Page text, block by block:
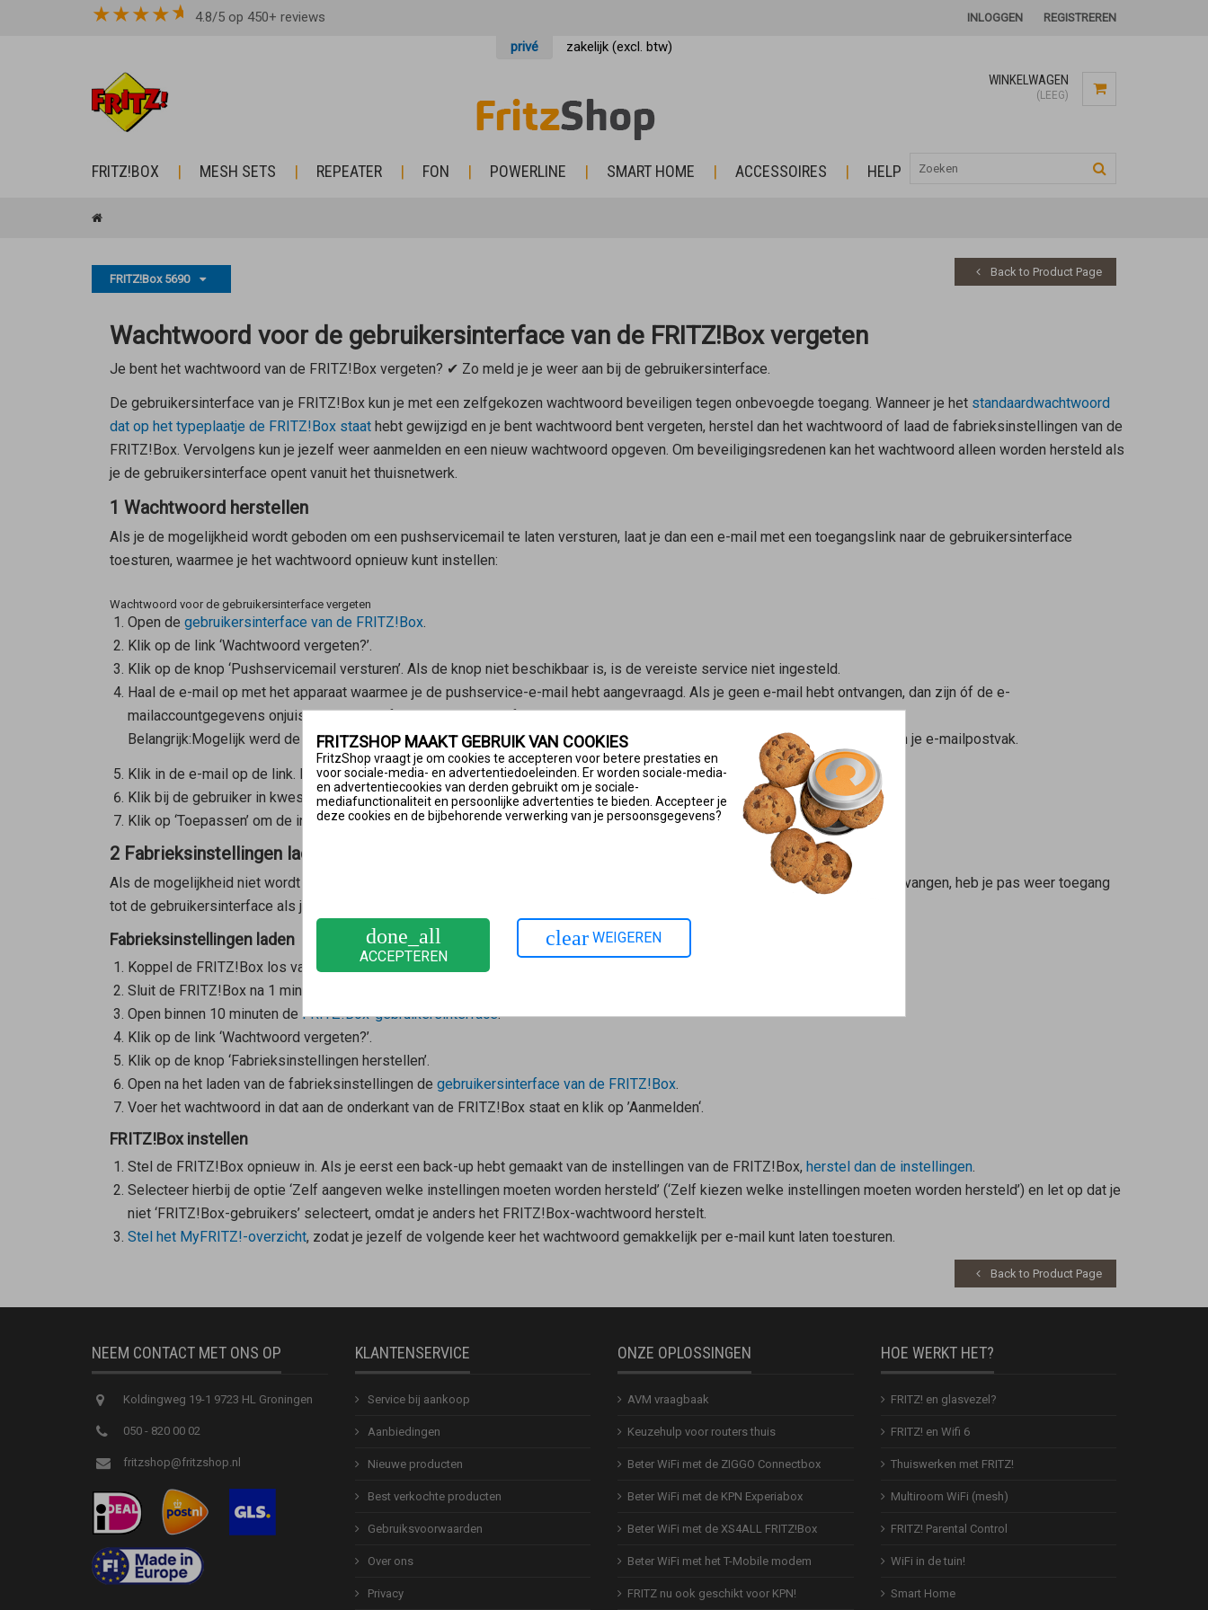
★★★★ 4.8/5 op 450+ reviews INLOGGEN REGISTREREN
privé zakelijk (excl. btw)
WINKELWAGEN
(LEEG)
FRITZ!BOX MESH SETS REPEATER FON POWERLINE SMART HOME ACCESSOIRES HELP
FRITZ!Box 5690
Back to Product Page
Wachtwoord voor de gebruikersinterface van de FRITZ!Box vergeten
Je bent het wachtwoord van de FRITZ!Box vergeten? ✔ Zo meld je je weer aan bij de gebruikersinterface.
De gebruikersinterface van je FRITZ!Box kun je met een zelfgekozen wachtwoord beveiligen tegen onbevoegde toegang. Wanneer je het standaardwachtwoord
dat op het typeplaatje de FRITZ!Box staathebt gewijzigd en je bent wachtwoord bent vergeten, herstel dan het wachtwoord of laad de fabrieksinstellingen van de
FRITZ!Box. Vervolgens kun je jezelf weer aanmelden en een nieuw wachtwoord opgeven. Om beveiligingsredenen kan het wachtwoord alleen worden hersteld als
je de gebruikersinterface opent vanuit het thuisnetwerk.
1 Wachtwoord herstellen
Als je de mogelijkheid wordt geboden om een pushservicemail te laten versturen, laat je dan een e-mail met een toegangslink naar de gebruikersinterface
toesturen, waarmee je het wachtwoord opnieuw kunt instellen:
Wachtwoord voor de gebruikersinterface vergeten
Open de gebruikersinterface van de FRITZ!Box.
Klik op de link ‘Wachtwoord vergeten?’.
Klik op de knop ‘Pushservicemail versturen’. Als de knop niet beschikbaar is, is de vereiste service niet ingesteld.
Haal de e-mail op met het apparaat waarmee je de pushservice-e-mail hebt aangevraagd. Als je geen e-mail hebt ontvangen, dan zijn óf de e-
mailaccountgegevens onjuist ingevoerd óf de FRITZ!Box heeft geen internetverbinding.
Belangrijk:Mogelijk werd de e-mail aangemerkt als ongewenste reclame (spam). Controleer in dit geval ook de spammap van je e-mailpostvak.
Klik in de e-mail op de link. De link stuurt je meteen naar het menu ‘FRITZ!Box-gebruikers’ in de gebruikersinterface.
Klik bij de gebruiker in kwestie op de knop(Wijzigen/Bewerken) en voer een nieuw wachtwoord in.
Klik op ‘Toepassen’ om de instellingen op te slaan.
2 Fabrieksinstellingen laden en FRITZ!Box opnieuw instellen
Als de mogelijkheid niet wordt geboden om pushservicemail toe te laten sturen of wanneer je de pushservicemail niet hebt ontvangen, heb je pas weer toegang
tot de gebruikersinterface als je de fabrieksinstellingen hebt geladen:
Fabrieksinstellingen laden
Koppel de FRITZ!Box los van het elektriciteitsnet.
Sluit de FRITZ!Box na 1 minuut opnieuw aan op het elektriciteitsnet.
Open binnen 10 minuten de FRITZ!Box-gebruikersinterface.
Klik op de link ‘Wachtwoord vergeten?’.
Klik op de knop ‘Fabrieksinstellingen herstellen’.
Open na het laden van de fabrieksinstellingen de gebruikersinterface van de FRITZ!Box.
Voer het wachtwoord in dat aan de onderkant van de FRITZ!Box staat en klik op ’Aanmelden‘.
FRITZ!Box instellen
Stel de FRITZ!Box opnieuw in. Als je eerst een back-up hebt gemaakt van de instellingen van de FRITZ!Box, herstel dan de instellingen.
Selecteer hierbij de optie ‘Zelf aangeven welke instellingen moeten worden hersteld’ (‘Zelf kiezen welke instellingen moeten worden hersteld’) en let op dat je
niet ‘FRITZ!Box-gebruikers’ selecteert, omdat je anders het FRITZ!Box-wachtwoord herstelt.
Stel het MyFRITZ!-overzicht, zodat je jezelf de volgende keer het wachtwoord gemakkelijk per e-mail kunt laten toesturen.
Back to Product Page
NEEM CONTACT MET ONS OP
Koldingweg 19-1 9723 HL Groningen
050 - 820 00 02
fritzshop@fritzshop.nl
KLANTENSERVICE
Service bij aankoop
Aanbiedingen
Nieuwe producten
Best verkochte producten
Gebruiksvoorwaarden
Over ons
Privacy
ONZE OPLOSSINGEN
AVM vraagbaak
Keuzehulp voor routers thuis
Beter WiFi met de ZIGGO Connectbox
Beter WiFi met de KPN Experiabox
Beter WiFi met de XS4ALL FRITZ!Box
Beter WiFi met het T-Mobile modem
FRITZ nu ook geschikt voor KPN!
HOE WERKT HET?
FRITZ! en glasvezel?
FRITZ! en Wifi 6
Thuiswerken met FRITZ!
Multiroom WiFi (mesh)
FRITZ! Parental Control
WiFi in de tuin!
Smart Home
FRITZSHOP MAAKT GEBRUIK VAN COOKIES
FritzShop vraagt je om cookies te accepteren voor betere prestaties en
voor sociale-media- en advertentiedoeleinden. Er worden sociale-media-
en advertentiecookies van derden gebruikt om je sociale-
mediafunctionaliteit en persoonlijke advertenties te bieden. Accepteer je
deze cookies en de bijbehorende verwerking van je persoonsgegevens?
done_all
ACCEPTEREN
clear WEIGEREN